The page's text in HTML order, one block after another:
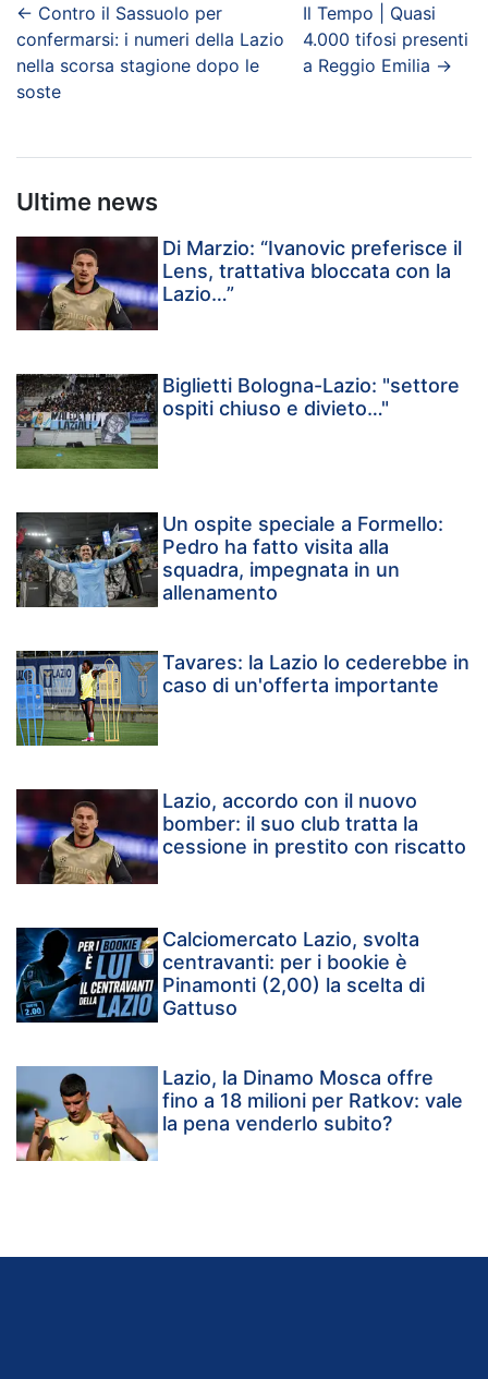
← Contro il Sassuolo per
confermarsi: i numeri della Lazio
nella scorsa stagione dopo le
soste
Il Tempo | Quasi
4.000 tifosi presenti
a Reggio Emilia →
Ultime news
Di Marzio: “Ivanovic preferisce il
Lens, trattativa bloccata con la
Lazio…”
Biglietti Bologna-Lazio: "settore
ospiti chiuso e divieto…"
Un ospite speciale a Formello:
Pedro ha fatto visita alla
squadra, impegnata in un
allenamento
Tavares: la Lazio lo cederebbe in
caso di un'offerta importante
Lazio, accordo con il nuovo
bomber: il suo club tratta la
cessione in prestito con riscatto
Calciomercato Lazio, svolta
centravanti: per i bookie è
Pinamonti (2,00) la scelta di
Gattuso
Lazio, la Dinamo Mosca offre
fino a 18 milioni per Ratkov: vale
la pena venderlo subito?